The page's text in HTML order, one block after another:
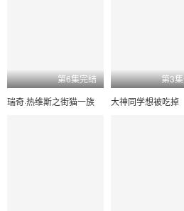
第6集完结
瑞奇·热维斯之街猫一族
第3
大神同学想被吃掉